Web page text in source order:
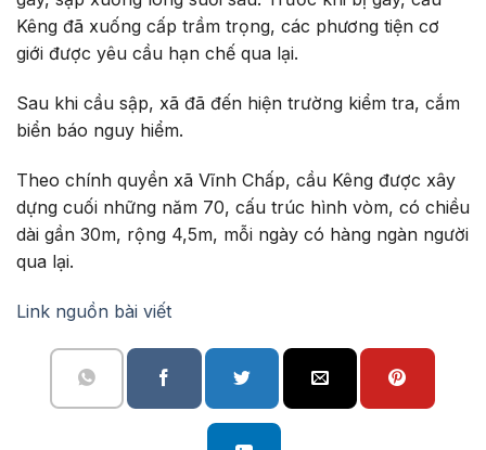
Kêng đã xuống cấp trầm trọng, các phương tiện cơ
giới được yêu cầu hạn chế qua lại.
Sau khi cầu sập, xã đã đến hiện trường kiểm tra, cắm
biển báo nguy hiểm.
Theo chính quyền xã Vĩnh Chấp, cầu Kêng được xây
dựng cuối những năm 70, cấu trúc hình vòm, có chiều
dài gần 30m, rộng 4,5m, mỗi ngày có hàng ngàn người
qua lại.
Link nguồn bài viết